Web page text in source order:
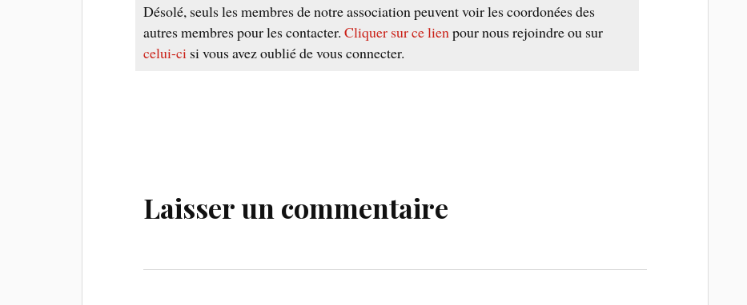
Désolé, seuls les membres de notre association peuvent voir les coordonées des
autres membres pour les contacter.Cliquer sur ce lien pour nous rejoindre ou sur
celui-ci si vous avez oublié de vous connecter.
Laisser un commentaire